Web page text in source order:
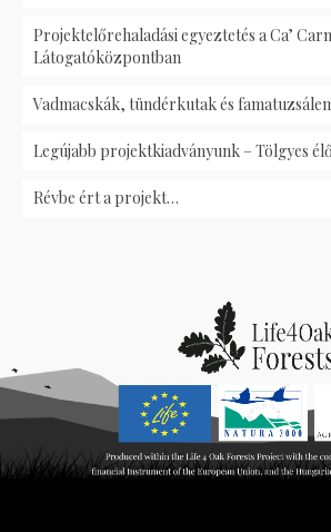
Projektelőrehaladási egyeztetés a Ca’
Látogatóközpontban
Vadmacskák, tündérkutak és
Legújabb projektkiadványunk – Tölgyes
Révbe ért a projekt…